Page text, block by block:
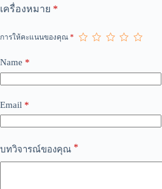
เครื่องหมาย *
การให้คะแนนของคุณ *
Name *
Email *
บทวิจารณ์ของคุณ *
t
r
a
t
e
: